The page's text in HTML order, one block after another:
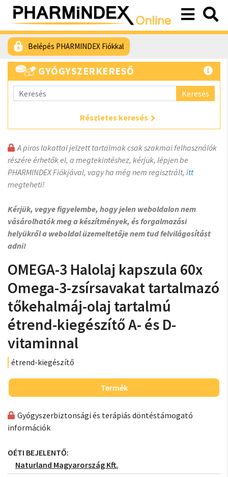
Belépés PHARMINDEX Fiókkal
GYÓGYSZERKERESŐ
Keresés
Részletes keresés
A piros lakattal jelzett tartalmak csak szakmai felhasználók
részére érhetők el, a megtekintéshez, kérjük, lépjen be
PHARMINDEX Fiókjával, vagy ha még nem regisztrált, itt
megteheti!
Kérjük, vegye figyelembe, hogy jelen weboldalon nem
vásárolhatók meg a készítmények, és forgalmazási
helyükről a weboldal üzemeltetője nem tud felvilágosítást
adni!
OMEGA-3 Halolaj kapszula 60x
Omega-3-zsírsavakat tartalmazó
tőkehalmáj-olaj tartalmú
étrend-kiegészítő A- és D-
vitaminnal
étrend-kiegészítő
Termék
Gyógyszerbiztonsági és terápiás döntéstámogató
információk
OÉTI BEJELENTŐ:
Naturland Magyarország Kft.